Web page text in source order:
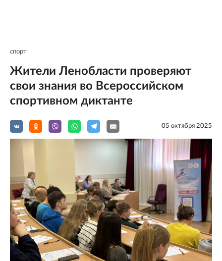
спорт
Жители Ленобласти проверяют
свои знания во Всероссийском
спортивном диктанте
05 октября 2025